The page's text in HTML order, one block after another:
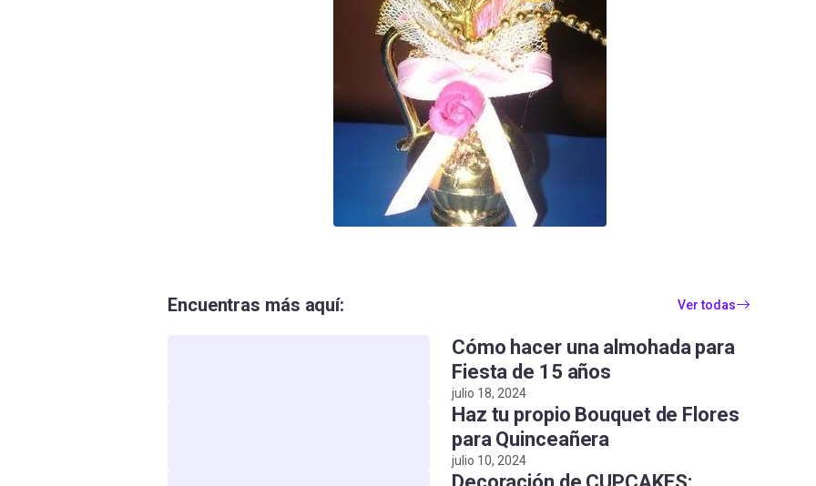
Encuentras más aquí: Ver todas
Cómo hacer una almohada para
Fiesta de 15 años
julio 18, 2024
Haz tu propio Bouquet de Flores
para Quinceañera
julio 10, 2024